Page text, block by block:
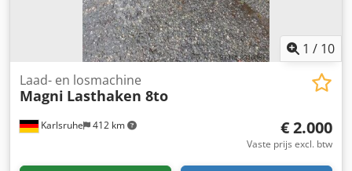
1 / 10
Karlsruhe 412 km
Laad- en losmachine
Magni Lasthaken 8to
€ 2.000
Vaste prijs excl. btw